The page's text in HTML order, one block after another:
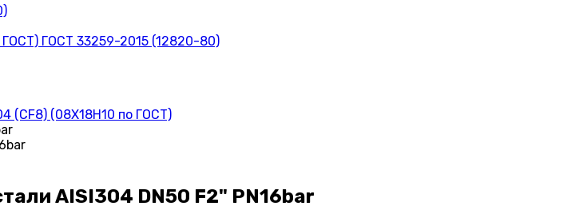
ГОСТ 33259-2015 (12820-80)
(CF8) (08Х18Н10 по ГОСТ)
AISI304 DN50 F2" PN16bar